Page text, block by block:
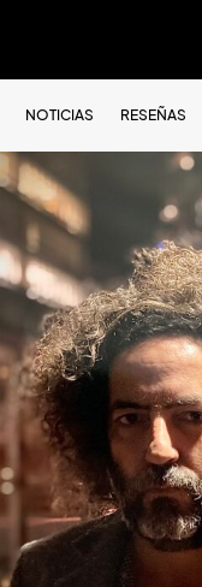
NOTICIAS RESEÑAS